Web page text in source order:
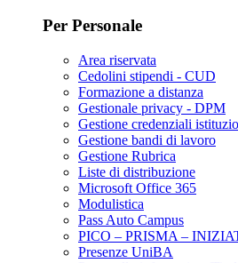
Per Personale
Area riservata
Cedolini stipendi - CUD
Formazione a distanza
Gestionale privacy - DPM
Gestione credenziali
Gestione bandi di lavoro
Gestione Rubrica
Liste di distribuzione
Microsoft Office 365
Modulistica
Pass Auto Campus
PICO – PRISMA –
Presenze UniBA